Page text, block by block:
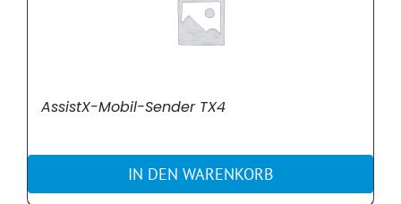
AssistX-Mobil-Sender TX4
IN DEN WARENKORB